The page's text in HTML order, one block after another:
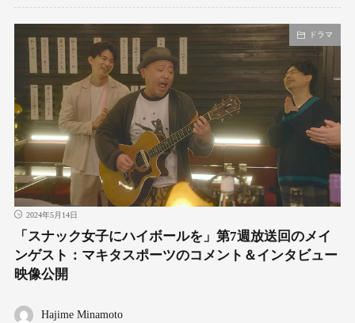
ドラマ
2024年5月14日
「スナック女子にハイボールを」第7週放送回のメイ
ンゲスト：マキタスポーツのコメント＆インタビュー
映像公開
Hajime Minamoto